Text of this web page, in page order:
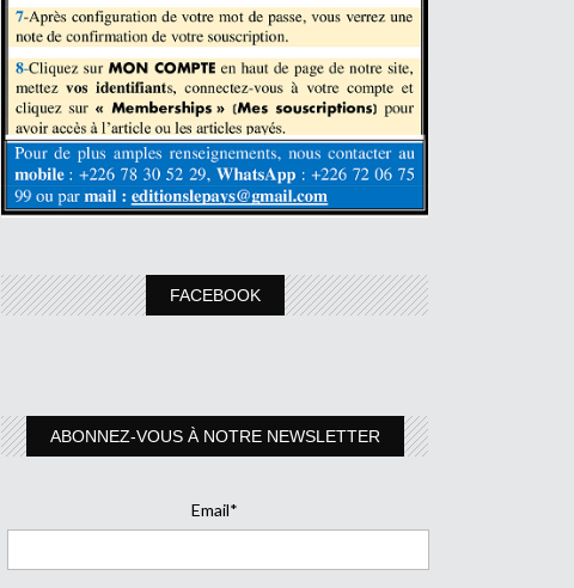
FACEBOOK
ABONNEZ-VOUS À NOTRE NEWSLETTER
Email*